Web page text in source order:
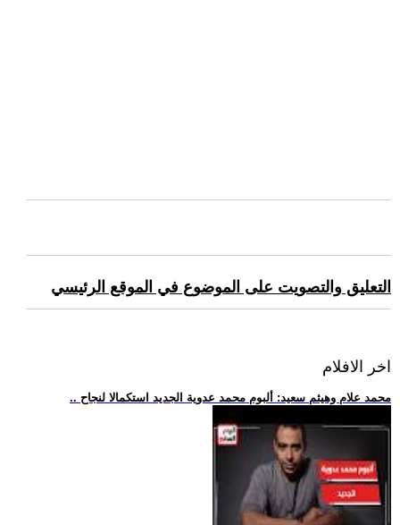
التعليق والتصويت على الموضوع في الموقع الرئيسي
اخر الافلام
.. محمد علام وهيثم سعيد: ألبوم محمد عدوية الجديد استكمالا لنجاح